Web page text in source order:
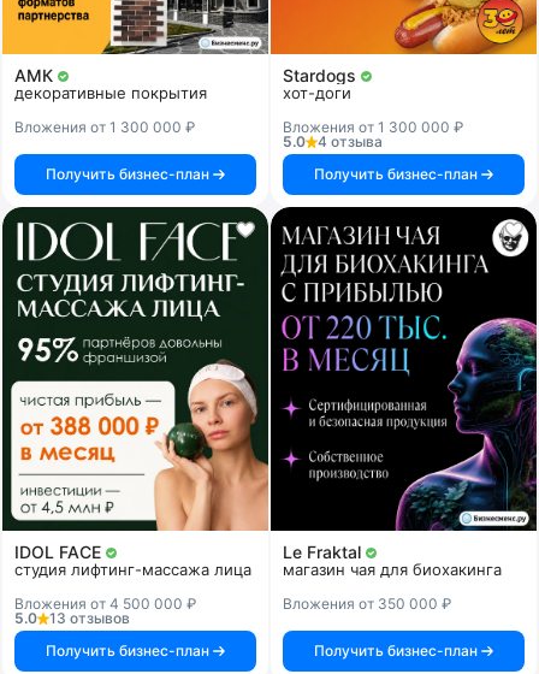
АМК
декоративные покрытия
Вложения от 1 300 000 ₽
Получить бизнес-план
Stardogs
хот-доги
Вложения от 1 300 000 ₽
5.0
4 отзыва
Получить бизнес-план
IDOL FACE
студия лифтинг-массажа лица
Вложения от 4 500 000 ₽
5.0
13 отзывов
Получить бизнес-план
Le Fraktal
магазин чая для биохакинга
Вложения от 350 000 ₽
Получить бизнес-план